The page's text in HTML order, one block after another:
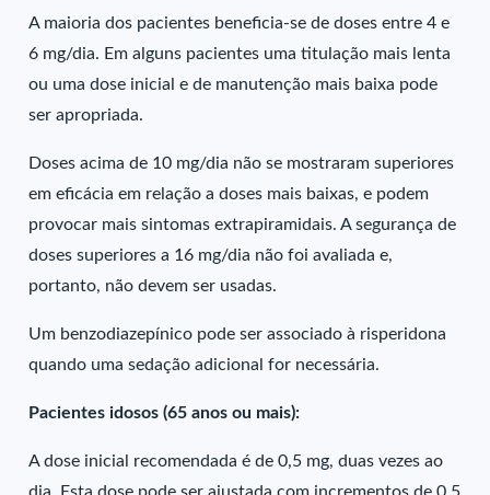
A maioria dos pacientes beneficia-se de doses entre 4 e
6 mg/dia. Em alguns pacientes uma titulação mais lenta
ou uma dose inicial e de manutenção mais baixa pode
ser apropriada.
Doses acima de 10 mg/dia não se mostraram superiores
em eficácia em relação a doses mais baixas, e podem
provocar mais sintomas extrapiramidais. A segurança de
doses superiores a 16 mg/dia não foi avaliada e,
portanto, não devem ser usadas.
Um benzodiazepínico pode ser associado à risperidona
quando uma sedação adicional for necessária.
Pacientes idosos (65 anos ou mais):
A dose inicial recomendada é de 0,5 mg, duas vezes ao